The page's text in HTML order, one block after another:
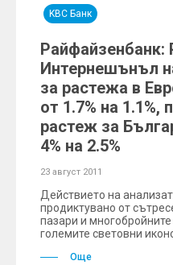
KBC Банк
Райфайзенбанк:
Интернешънъл
за растежа в
от 1.7% на 1.1%,
растеж за
4% на 2.5%
23 август 2011
Действието на
продиктувано от
пазари и
големите световни
Още